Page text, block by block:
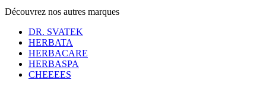
Découvrez nos autres marques
DR. SVATEK
HERBATA
HERBACARE
HERBASPA
CHEEEES